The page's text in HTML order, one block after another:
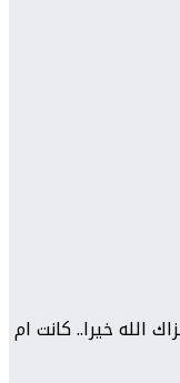
الله خيرا.. كانت ام